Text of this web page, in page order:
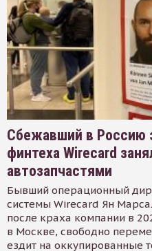
Сбежавший в Россию
финтеха Wirecard
автозапчастями
Бывший операционный
системы Wirecard Ян
после краха компании в
в Москве, свободно
ездит на оккупированные